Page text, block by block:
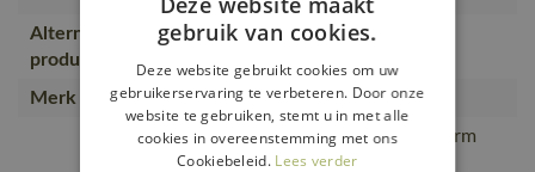
Alternatieve
producten
19084-781, 19184-781
Merk MASCOT®
Moderne, comfortabele pasvorm
met een optimale
gebruik van cookies.
Deze website gebruikt cookies om uw
gebruikerservaring te verbeteren. Door onze
website te gebruiken, stemt u in met alle
cookies in overeenstemming met ons
Cookiebeleid. Lees verder